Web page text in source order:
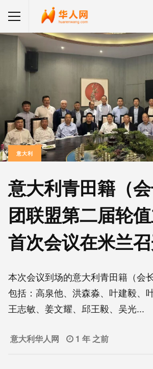
意大利
意大利青田籍（
团联盟第二届轮
首次会议在米兰
本次会议到场的意大利青田籍（会
包括：高泉他、洪森淼、叶建毅、
王志敏、姜文耀、邱王毅、吴光...
意大利华人网 1 年 之前